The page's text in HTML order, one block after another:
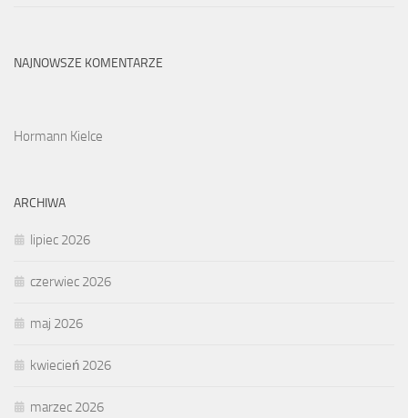
NAJNOWSZE KOMENTARZE
Hormann Kielce
ARCHIWA
lipiec 2026
czerwiec 2026
maj 2026
kwiecień 2026
marzec 2026